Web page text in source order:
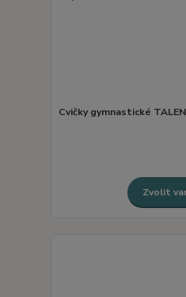
Cvičky gymnastické
Zvolit